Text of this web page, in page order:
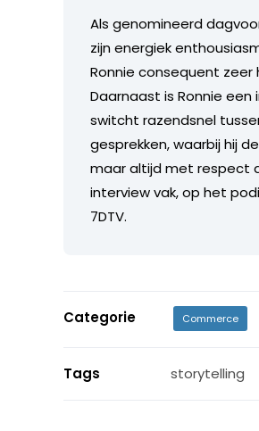
Als genomineerd
zijn energiek
Ronnie consequent
Daarnaast is Ronnie
switcht razendsnel
gesprekken, waarbij hij
maar altijd met respect
interview vak, op het
7DTV.
Categorie Commerce
Tags storytelling